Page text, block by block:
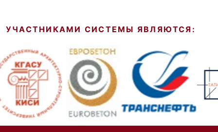
УЧАСТНИКАМИ СИСТЕМЫ ЯВЛЯЮТСЯ: